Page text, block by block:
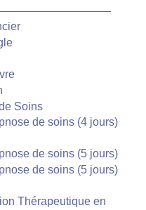
Soins
de soins (4 jours)
de soins (5 jours)
de soins (5 jours)
Thérapeutique en